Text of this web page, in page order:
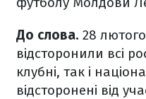
До слова. 28
відсторонили всі
клубні, так і
відсторонені від